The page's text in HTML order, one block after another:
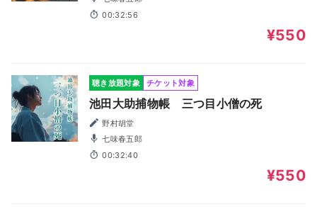
00:32:56
¥550
聴き放題対象 チケット対象
池田大助捕物帳 三つ目小僧の死
野村胡堂
七味春五郎
00:32:40
¥550